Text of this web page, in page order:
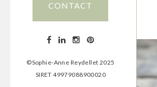
CONTACT
©Sophie-Anne Reydellet 2025
SIRET 49979088900020